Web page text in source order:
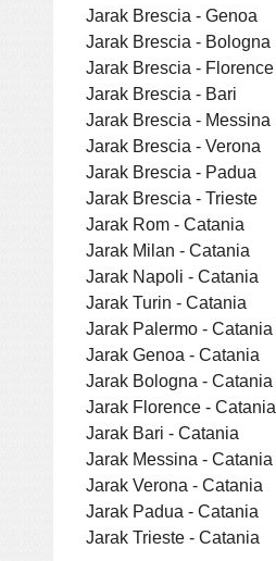
Jarak Brescia - Genoa
Jarak Brescia - Bologna
Jarak Brescia - Florence
Jarak Brescia - Bari
Jarak Brescia - Messina
Jarak Brescia - Verona
Jarak Brescia - Padua
Jarak Brescia - Trieste
Jarak Rom - Catania
Jarak Milan - Catania
Jarak Napoli - Catania
Jarak Turin - Catania
Jarak Palermo - Catania
Jarak Genoa - Catania
Jarak Bologna - Catania
Jarak Florence - Catania
Jarak Bari - Catania
Jarak Messina - Catania
Jarak Verona - Catania
Jarak Padua - Catania
Jarak Trieste - Catania